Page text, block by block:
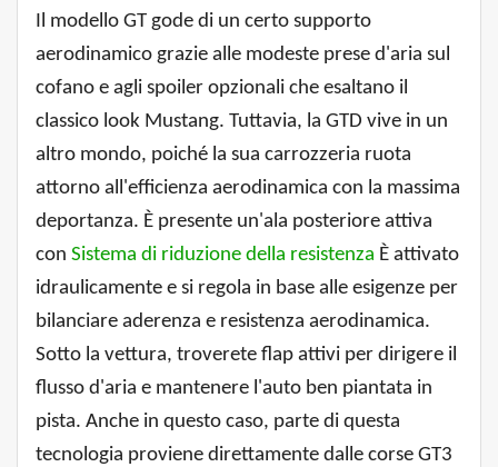
Il modello GT gode di un certo supporto
aerodinamico grazie alle modeste prese d'aria sul
cofano e agli spoiler opzionali che esaltano il
classico look Mustang. Tuttavia, la GTD vive in un
altro mondo, poiché la sua carrozzeria ruota
attorno all'efficienza aerodinamica con la massima
deportanza. È presente un'ala posteriore attiva
con Sistema di riduzione della resistenza È attivato
idraulicamente e si regola in base alle esigenze per
bilanciare aderenza e resistenza aerodinamica.
Sotto la vettura, troverete flap attivi per dirigere il
flusso d'aria e mantenere l'auto ben piantata in
pista. Anche in questo caso, parte di questa
tecnologia proviene direttamente dalle corse GT3